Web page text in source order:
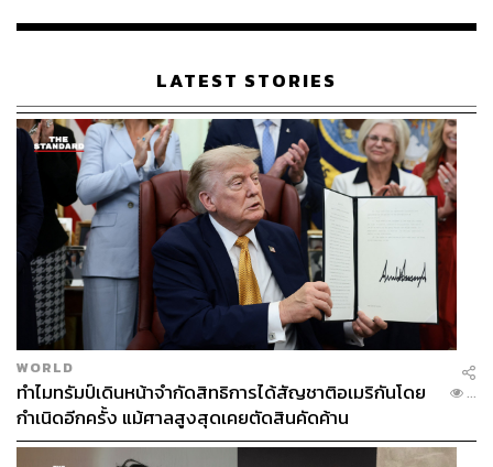
เรือนไทยที่ถูกซุกไว้
LATEST STORIES
WORLD
ทำไมทรัมป์เดินหน้าจำกัดสิทธิการได้สัญชาติอเมริกันโดย
กำเนิดอีกครั้ง แม้ศาลสูงสุดเคยตัดสินคัดค้าน
...